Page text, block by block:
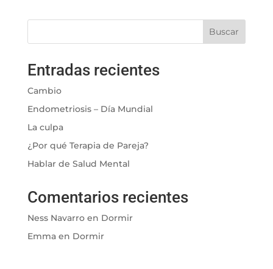
Buscar
Entradas recientes
Cambio
Endometriosis – Día Mundial
La culpa
¿Por qué Terapia de Pareja?
Hablar de Salud Mental
Comentarios recientes
Ness Navarroen Dormir
Emmaen Dormir